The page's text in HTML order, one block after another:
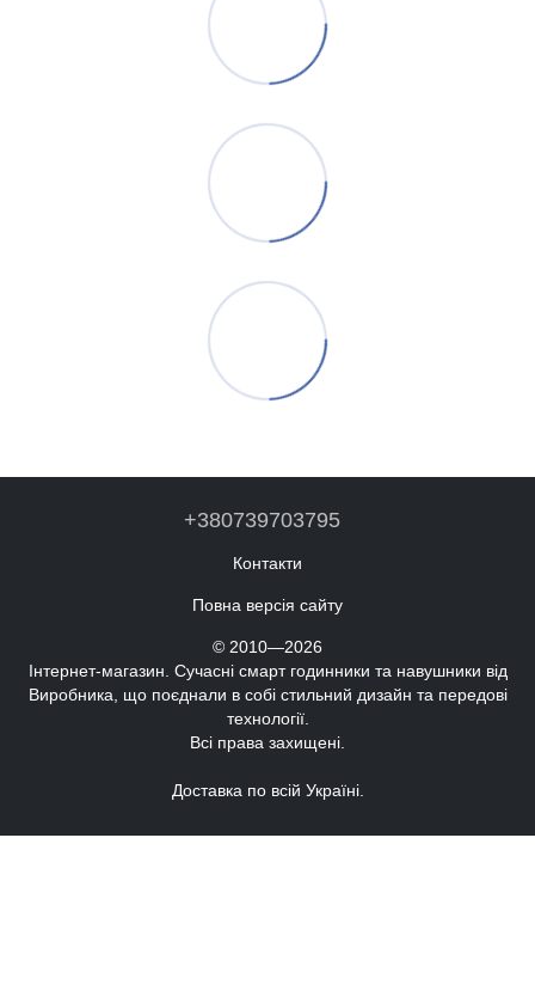
+380739703795
Контакти
Повна версія сайту
© 2010—2026
Інтернет-магазин. Сучасні смарт годинники та навушники від
Виробника, що поєднали в собі стильний дизайн та передові
технології.
Всі права захищені.
Доставка по всій Україні.